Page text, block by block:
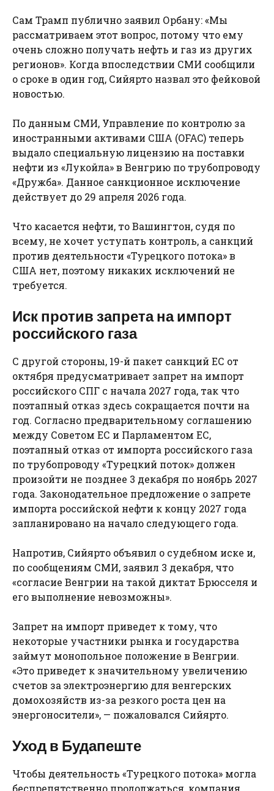
Сам Трамп публично заявил Орбану: «Мы
рассматриваем этот вопрос, потому что ему
очень сложно получать нефть и газ из других
регионов». Когда впоследствии СМИ сообщили
о сроке в один год, Сийярто назвал это фейковой
новостью.
По данным СМИ, Управление по контролю за
иностранными активами США (OFAC) теперь
выдало специальную лицензию на поставки
нефти из «Лукойла» в Венгрию по трубопроводу
«Дружба». Данное санкционное исключение
действует до 29 апреля 2026 года.
Что касается нефти, то Вашингтон, судя по
всему, не хочет уступать контроль, а санкций
против деятельности «Турецкого потока» в
США нет, поэтому никаких исключений не
требуется.
Иск против запрета на импорт
российского газа
С другой стороны, 19-й пакет санкций ЕС от
октября предусматривает запрет на импорт
российского СПГ с начала 2027 года, так что
поэтапный отказ здесь сокращается почти на
год. Согласно предварительному соглашению
между Советом ЕС и Парламентом ЕС,
поэтапный отказ от импорта российского газа
по трубопроводу «Турецкий поток» должен
произойти не позднее 3 декабря по ноябрь 2027
года. Законодательное предложение о запрете
импорта российской нефти к концу 2027 года
запланировано на начало следующего года.
Напротив, Сийярто объявил о судебном иске и,
по сообщениям СМИ, заявил 3 декабря, что
«согласие Венгрии на такой диктат Брюсселя и
его выполнение невозможны».
Запрет на импорт приведет к тому, что
некоторые участники рынка и государства
займут монопольное положение в Венгрии.
«Это приведет к значительному увеличению
счетов за электроэнергию для венгерских
домохозяйств из-за резкого роста цен на
энергоносители», — пожаловался Сийярто.
Уход в Будапеште
Чтобы деятельность «Турецкого потока» могла